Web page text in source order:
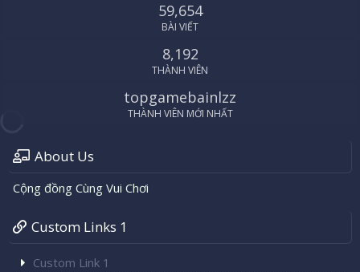
59,654
BÀI VIẾT
8,192
THÀNH VIÊN
topgamebainlzz
THÀNH VIÊN MỚI NHẤT
About Us
Cộng đồng Cùng Vui Chơi
Custom Links 1
Custom Link 1